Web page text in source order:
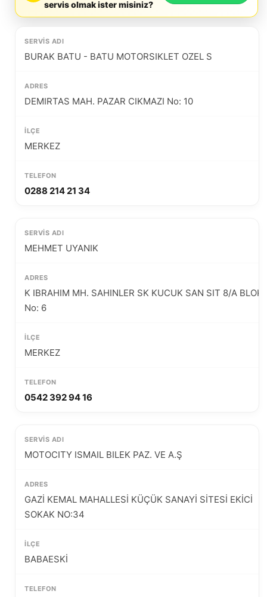
servis olmak ister misiniz?
BURAK BATU - BATU MOTORSIKLET OZEL S
DEMIRTAS MAH. PAZAR CIKMAZI No: 10
MERKEZ
0288 214 21 34
MEHMET UYANIK
K IBRAHIM MH. SAHINLER SK KUCUK SAN SIT 8/A BLOK
No: 6
MERKEZ
0542 392 94 16
MOTOCITY ISMAIL BILEK PAZ. VE A.Ş
GAZİ KEMAL MAHALLESİ KÜÇÜK SANAYİ SİTESİ EKİCİ
SOKAK NO:34
BABAESKİ